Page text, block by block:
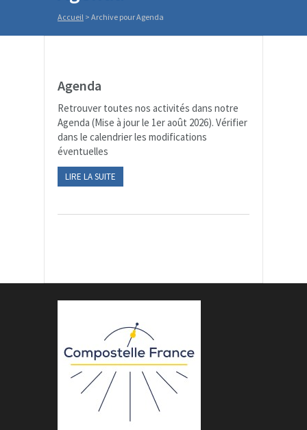
Accueil > Archive pour Agenda
Agenda
Retrouver toutes nos activités dans notre
Agenda (Mise à jour le 1er août 2026). Vérifier
dans le calendrier les modifications
éventuelles
LIRE LA SUITE